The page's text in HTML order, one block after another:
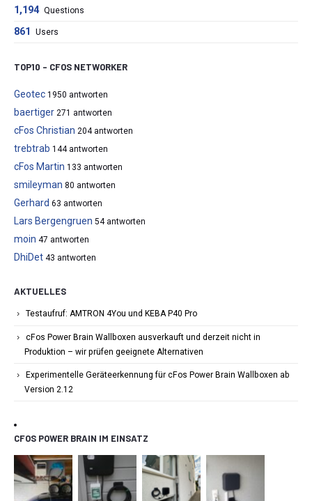
1,194 Questions
861 Users
TOP10 – CFOS NETWORKER
Geotec 1950 antworten
baertiger 271 antworten
cFos Christian 204 antworten
trebtrab 144 antworten
cFos Martin 133 antworten
smileyman 80 antworten
Gerhard 63 antworten
Lars Bergengruen 54 antworten
moin 47 antworten
DhiDet 43 antworten
AKTUELLES
Testaufruf: AMTRON 4You und KEBA P40 Pro
cFos Power Brain Wallboxen ausverkauft und derzeit nicht in
Produktion – wir prüfen geeignete Alternativen
Experimentelle Geräteerkennung für cFos Power Brain Wallboxen ab
Version 2.12
CFOS POWER BRAIN IM EINSATZ